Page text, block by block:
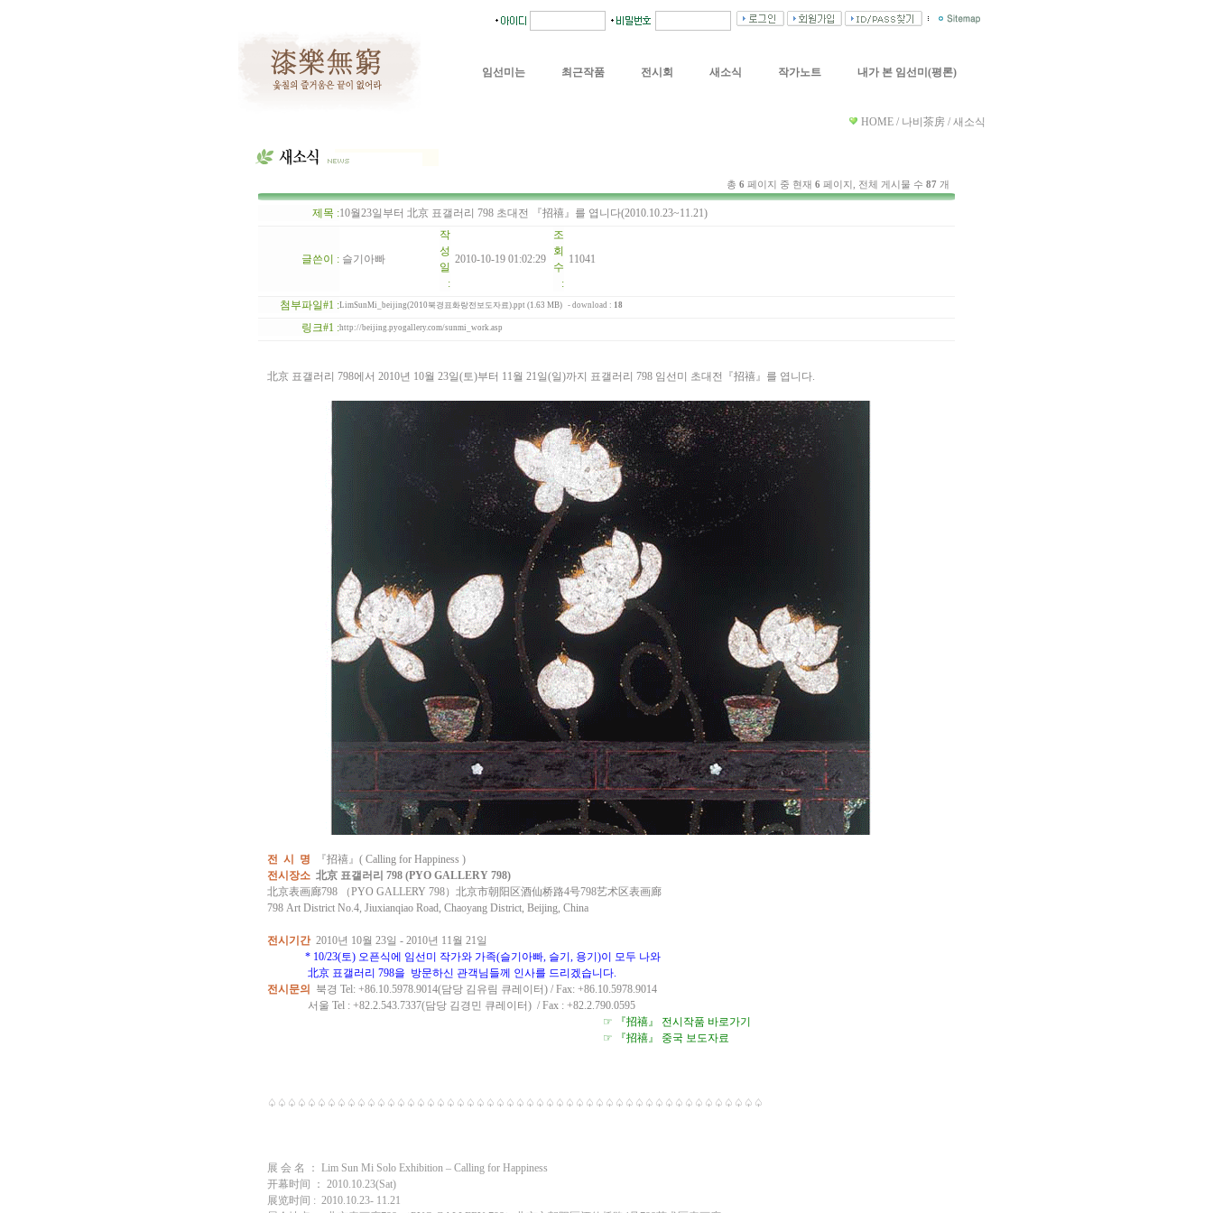
임선미는 최근작품 전시회 새소식 작가노트 내가 본 임선미(평론)
HOME / 나비茶房 / 새소식
총 6 페이지 중 현재 6 페이지, 전체 게시물 수 87 개
제목 :10월23일부터 北京 표갤러리 798 초대전 『招禧』를 엽니다(2010.10.23~11.21)
글쓴이 : 슬기아빠
작
성
일
:
2010-10-19 01:02:29
조
회
수
:
11041
첨부파일#1 :LimSunMi_beijing(2010북경표화랑전보도자료).ppt (1.63 MB) - download : 18
링크#1 :http://beijing.pyogallery.com/sunmi_work.asp
北京 표갤러리 798에서 2010년 10월 23일(토)부터 11월 21일(일)까지 표갤러리 798 임선미 초대전『招禧』를 엽니다.
전 시 명 『招禧』( Calling for Happiness )
전시장소 北京 표갤러리 798 (PYO GALLERY 798)
北京表画廊798 （PYO GALLERY 798）北京市朝阳区酒仙桥路4号798艺术区表画廊
798 Art District No.4, Jiuxianqiao Road, Chaoyang District, Beijing, China
전시기간2010년 10월 23일 - 2010년 11월 21일
* 10/23(토) 오픈식에 임선미 작가와 가족(슬기아빠, 슬기, 용기)이 모두 나와
北京 표갤러리 798을 방문하신 관객님들께 인사를 드리겠습니다.
전시문의
북경 Tel: +86.10.5978.9014(담당 김유림 큐레이터) / Fax: +86.10.5978.9014
서울 Tel : +82.2.543.7337(담당 김경민 큐레이터) / Fax : +82.2.790.0595
☞ 『招禧』 전시작품 바로가기
☞ 『招禧』 중국 보도자료
♤♤♤♤♤♤♤♤♤♤♤♤♤♤♤♤♤♤♤♤♤♤♤♤♤♤♤♤♤♤♤♤♤♤♤♤♤♤♤♤♤♤♤♤♤♤♤♤♤♤
展 会 名 ： Lim Sun Mi Solo Exhibition – Calling for Happiness
开幕时间 ： 2010.10.23(Sat)
展览时间 : 2010.10.23- 11.21